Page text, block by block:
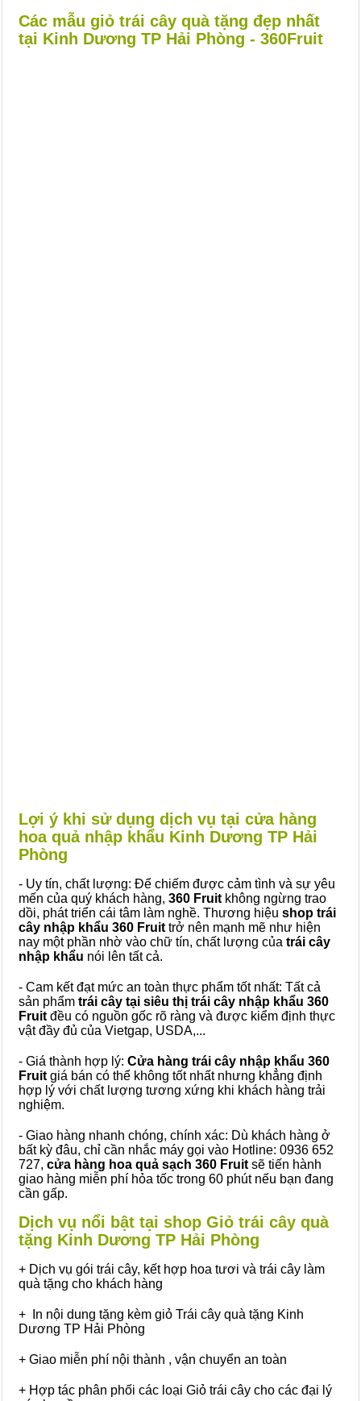
Các mẫu giỏ trái cây quà tặng đẹp nhất
tại Kinh Dương TP Hải Phòng - 360Fruit
Lợi ý khi sử dụng dịch vụ tại cửa hàng
hoa quả nhập khẩu Kinh Dương TP Hải
Phòng
- Uy tín, chất lượng: Để chiếm được cảm tình và sự yêu
mến của quý khách hàng, 360 Fruit không ngừng trao
dồi, phát triển cái tâm làm nghề. Thương hiệu shop trái
cây nhập khẩu 360 Fruit trở nên mạnh mẽ như hiện
nay một phần nhờ vào chữ tín, chất lượng của trái cây
nhập khẩu nói lên tất cả.
- Cam kết đạt mức an toàn thực phẩm tốt nhất: Tất cả
sản phẩm trái cây tại siêu thị trái cây nhập khẩu 360
Fruit đều có nguồn gốc rõ ràng và được kiểm định thực
vật đầy đủ của Vietgap, USDA,...
- Giá thành hợp lý: Cửa hàng trái cây nhập khẩu 360
Fruit giá bán có thể không tốt nhất nhưng khẳng định
hợp lý với chất lượng tương xứng khi khách hàng trải
nghiệm.
- Giao hàng nhanh chóng, chính xác: Dù khách hàng ở
bất kỳ đâu, chỉ cần nhắc máy gọi vào Hotline: 0936 652
727, cửa hàng hoa quả sạch 360 Fruit sẽ tiến hành
giao hàng miễn phí hỏa tốc trong 60 phút nếu bạn đang
cần gấp.
Dịch vụ nổi bật tại shop Giỏ trái cây quà
tặng Kinh Dương TP Hải Phòng
+ Dịch vụ gói trái cây, kết hợp hoa tươi và trái cây làm
quà tặng cho khách hàng
+ In nội dung tặng kèm giỏ Trái cây quà tặng Kinh
Dương TP Hải Phòng
+ Giao miễn phí nội thành , vận chuyển an toàn
+ Hợp tác phân phối các loại Giỏ trái cây cho các đại lý